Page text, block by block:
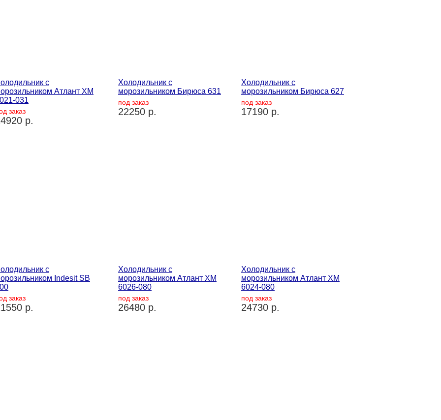
с
Атлант ХМ
031
заказ
р.
Холодильник с
морозильником Бирюса 631
под заказ
22250 р.
Холодильник с
морозильником Бирюса 627
под заказ
17190 р.
с
Indesit SB
заказ
р.
Холодильник с
морозильником Атлант ХМ
6026-080
под заказ
26480 р.
Холодильник с
морозильником Атлант ХМ
6024-080
под заказ
24730 р.